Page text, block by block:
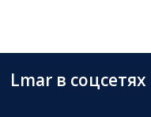
Lmar в соцсетях